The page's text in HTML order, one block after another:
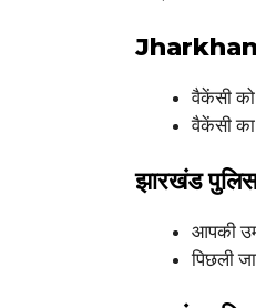
वैकेंसी को
वैकेंसी का
झारखंड
आपकी
पिछली